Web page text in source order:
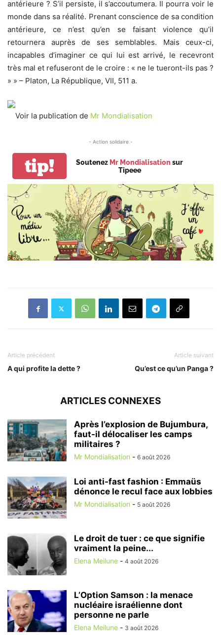
antérieure ? S’il persiste, il s’accoutumera. Il pourra voir le
monde dans sa réalité. Prenant conscience de sa condition
antérieure, ce n’est qu’en se faisant violence qu’il
retournera auprès de ses semblables. Mais ceux-ci,
incapables d’imaginer ce qui lui est arrivé, le recevront
très mal et refuseront de le croire : « ne le tueront-ils pas ?
» » – Platon, La République, VII, 511 a.
Voir la publication de Mr Mondialisation
- Action solidaire -
tip! Soutenez Mr Mondialisation sur
Tipeee
Article précédent
A qui profite la dette ?
Article suivant
Qu’est ce qu’un Panga ?
ARTICLES CONNEXES
Après l’explosion de Bujumbura,
faut-il délocaliser les camps
militaires ?
Mr Mondialisation - 6 août 2026
Loi anti-fast fashion : Emmaüs
dénonce le recul face aux lobbies
Mr Mondialisation - 5 août 2026
Le droit de tuer : ce que signifie
vraiment la peine...
Elena Meilune - 4 août 2026
L’Option Samson : la menace
nucléaire israélienne dont
personne ne parle
Elena Meilune - 3 août 2026